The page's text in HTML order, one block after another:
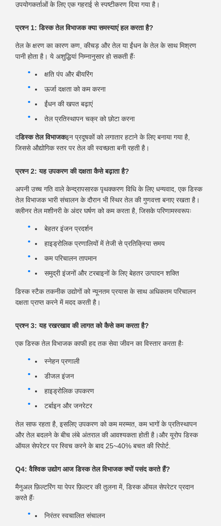
उपयोगकर्ताओं के लिए एक गहराई से स्पष्टीकरण दिया गया है।
प्रश्न 1: डिस्क तेल विभाजक क्या समस्याएं हल करता है?
तेल के क्षरण का कारण कण, कीचड़ और तेल या ईंधन के तेल के साथ मिश्रण
पानी होता है। ये अशुद्धियां निम्नानुसार हो सकती हैंः
क्षति पंप और बीयरिंग
ऊर्जा दक्षता को कम करना
ईंधन की खपत बढ़ाएं
तेल प्रतिस्थापन चक्र को छोटा करना
दडिस्क तेल विभाजकइन प्रदूषकों को लगातार हटाने के लिए बनाया गया है,
जिससे औद्योगिक स्तर पर तेल की स्वच्छता बनी रहती है।
प्रश्न 2: यह उपकरण की दक्षता कैसे बढ़ाता है?
अपनी उच्च गति वाले केन्द्रापसारक पृथक्करण विधि के लिए धन्यवाद, एक डिस्क
तेल विभाजक भारी संचालन के दौरान भी स्थिर तेल की गुणवत्ता बनाए रखता है।
क्लीनर तेल मशीनरी के अंदर घर्षण को कम करता है, जिसके परिणामस्वरूपः
बेहतर इंजन प्रदर्शन
हाइड्रोलिक प्रणालियों में तेजी से प्रतिक्रिया समय
कम परिचालन तापमान
समुद्री इंजनों और टरबाइनों के लिए बेहतर उत्पादन शक्ति
डिस्क स्टैक तकनीक उद्योगों को न्यूनतम प्रयास के साथ अधिकतम परिचालन
दक्षता प्राप्त करने में मदद करती है।
प्रश्न 3: यह रखरखाव की लागत को कैसे कम करता है?
एक डिस्क तेल विभाजक काफी हद तक सेवा जीवन का विस्तार करता हैः
स्नेहन प्रणाली
डीजल इंजन
हाइड्रोलिक उपकरण
टर्बाइन और जनरेटर
तेल साफ रहता है, इसलिए उपकरण को कम मरम्मत, कम भागों के प्रतिस्थापन
और तेल बदलने के बीच लंबे अंतराल की आवश्यकता होती है।और यूरोप डिस्क
ऑयल सेपरेटर पर स्विच करने के बाद 25~40% बचत की रिपोर्ट.
Q4: वैश्विक उद्योग आज डिस्क तेल विभाजक क्यों पसंद करते हैं?
मैनुअल फ़िल्टरिंग या पेपर फ़िल्टर की तुलना में, डिस्क ऑयल सेपरेटर प्रदान
करते हैंः
निरंतर स्वचालित संचालन